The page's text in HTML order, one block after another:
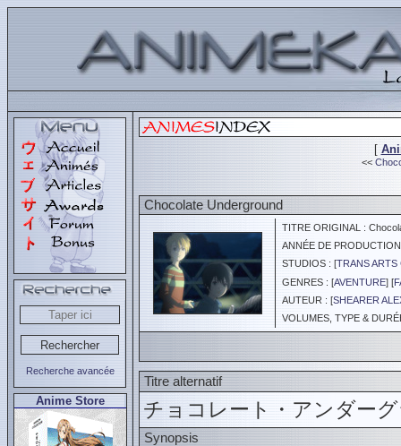
Recherche avancée
Anime Store
[
<<
Chocolate Underground
TITRE ORIGINAL :
ANNÉE DE
STUDIOS : [TRANS ARTS
GENRES : [AVENTURE] [
AUTEUR : [SHEARER
VOLUMES, TYPE &
Titre alternatif
チョコレート・アンダー
Synopsis